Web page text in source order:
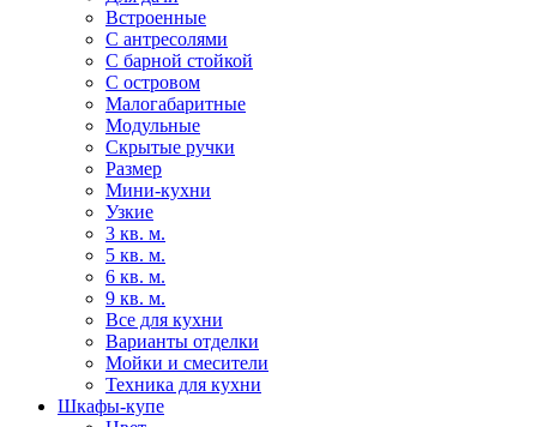
Встроенные
С антресолями
С барной стойкой
С островом
Малогабаритные
Модульные
Скрытые ручки
Размер
Мини-кухни
Узкие
3 кв. м.
5 кв. м.
6 кв. м.
9 кв. м.
Все для кухни
Варианты отделки
Мойки и смесители
Техника для кухни
Шкафы-купе